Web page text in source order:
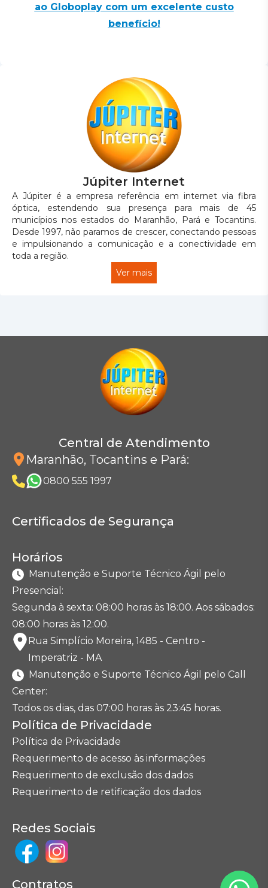
ao Globoplay com um excelente custo
benefício!
Júpiter Internet
A Júpiter é a empresa referência em internet via fibra
óptica, estendendo sua presença para mais de 45
municípios nos estados do Maranhão, Pará e Tocantins.
Desde 1997, não paramos de crescer, conectando pessoas
e impulsionando a comunicação e a conectividade em
toda a região.
Ver mais
Central de Atendimento
Maranhão, Tocantins e Pará:
0800 555 1997
Certificados de Segurança
Horários
Manutenção e Suporte Técnico Ágil pelo
Presencial:
Segunda à sexta: 08:00 horas às 18:00. Aos sábados:
08:00 horas às 12:00.
Rua Simplício Moreira, 1485 - Centro -
Imperatriz - MA
Manutenção e Suporte Técnico Ágil pelo Call
Center:
Todos os dias, das 07:00 horas às 23:45 horas.
Política de Privacidade
Política de Privacidade
Requerimento de acesso às informações
Requerimento de exclusão dos dados
Requerimento de retificação dos dados
Redes Sociais
Contratos